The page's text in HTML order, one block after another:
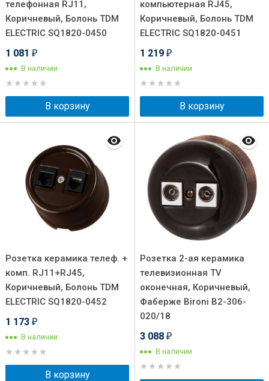
телефонная RJ11,
Коричневый, Болонь TDM
ELECTRIC SQ1820-0450
1 081 ₽
В наличии
В корзину
компьютерная RJ45,
Коричневый, Болонь TDM
ELECTRIC SQ1820-0451
1 219 ₽
В наличии
В корзину
Розетка керамика телеф. +
комп. RJ11+RJ45,
Коричневый, Болонь TDM
ELECTRIC SQ1820-0452
1 173 ₽
В наличии
В корзину
Розетка 2-ая керамика
телевизионная TV
оконечная, Коричневый,
Фаберже Bironi B2-306-
020/18
3 088 ₽
В наличии